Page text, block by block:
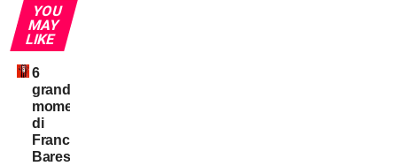
YOU
MAY
LIKE
6
grandi
momenti
di
Franco
Baresi